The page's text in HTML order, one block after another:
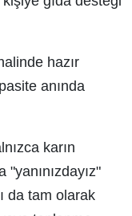
hazır
anında
karın
da tam olarak